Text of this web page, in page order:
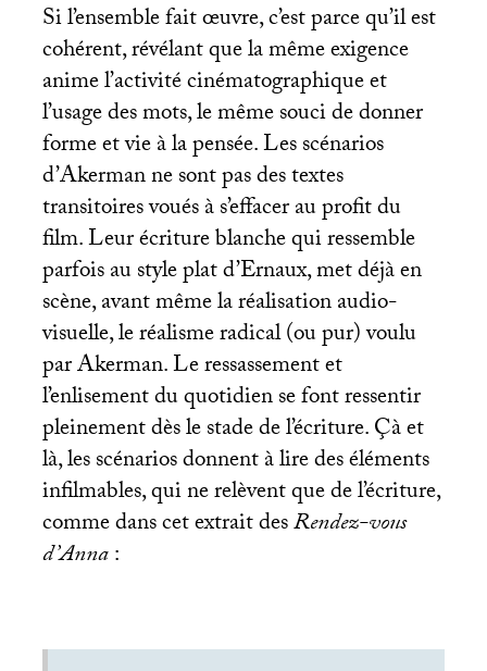
Si l’ensemble fait œuvre, c’est parce qu’il est
cohérent, révélant que la même exigence
anime l’activité cinématographique et
l’usage des mots, le même souci de donner
forme et vie à la pensée. Les scénarios
d’Akerman ne sont pas des textes
transitoires voués à s’effacer au profit du
film. Leur écriture blanche qui ressemble
parfois au style plat d’Ernaux, met déjà en
scène, avant même la réalisation audio-
visuelle, le réalisme radical (ou pur) voulu
par Akerman. Le ressassement et
l’enlisement du quotidien se font ressentir
pleinement dès le stade de l’écriture. Çà et
là, les scénarios donnent à lire des éléments
infilmables, qui ne relèvent que de l’écriture,
comme dans cet extrait desRendez-vous
d’Anna: